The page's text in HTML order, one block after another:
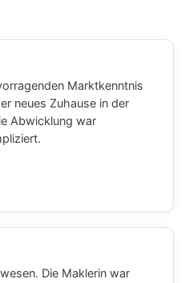
Marktkenntnis
neues Zuhause in der
Abwicklung war
Die Maklerin war